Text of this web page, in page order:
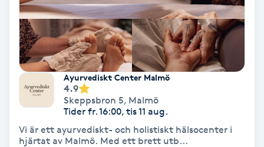
Färgning
Föning
Gel naglar
Gelenaglar
Ayurvediskt Center Malmö
4.9
Skeppsbron 5, Malmö
Tider fr. 16:00, tis 11 aug.
Vi är ett ayurvediskt- och holistiskt hälsocenter i
hjärtat av Malmö. Med ett brett utb...